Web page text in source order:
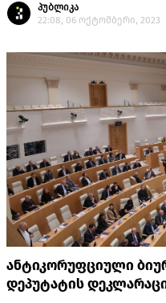
პუბლიკა
22:08, 06 ოქტომბერი, 2023
ანტიკორუფციული
დეპუტატის